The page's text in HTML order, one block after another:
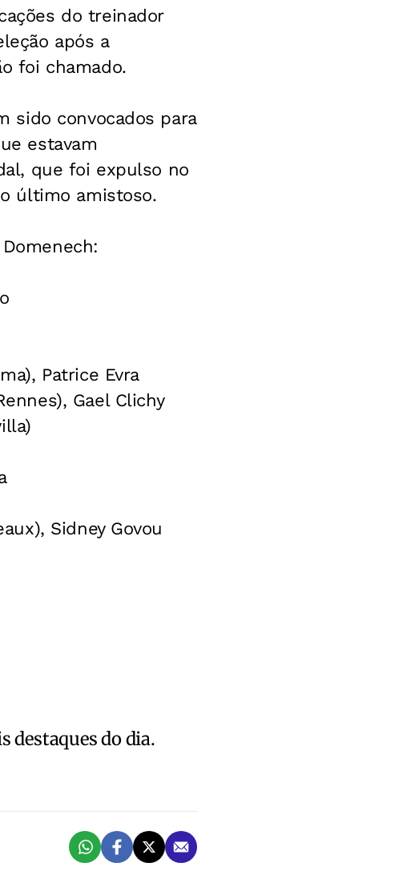
do treinador
após a
foi chamado.
sido convocados para
estavam
que foi expulso no
último amistoso.
Patrice Evra
Gael Clichy
Sidney Govou
destaques do dia.